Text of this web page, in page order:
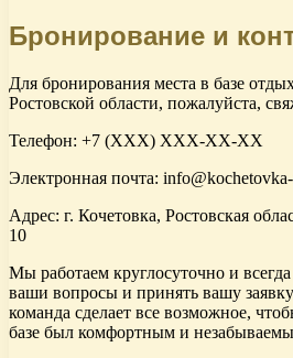
Бронирование и
Для бронирования места в базе
Ростовской области, пожалуйста,
Телефон: +7 (XXX) XXX-XX-XX
Электронная почта:
Адрес: г. Кочетовка, Ростовская
10
Мы работаем круглосуточно и
ваши вопросы и принять вашу
команда сделает все возможное,
базе был комфортным и